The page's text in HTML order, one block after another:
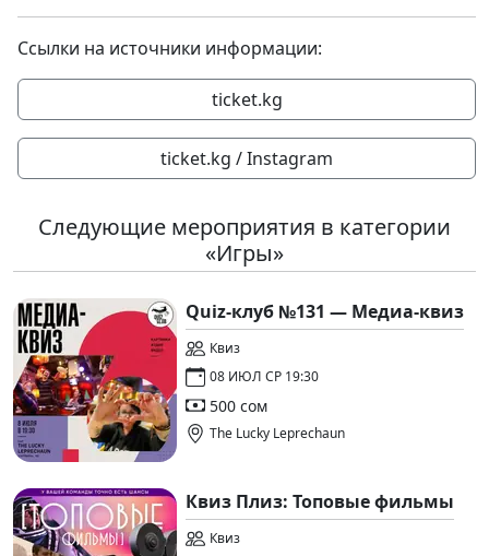
Ссылки на источники информации:
ticket.kg
ticket.kg / Instagram
Следующие мероприятия в категории
«Игры»
Quiz-клуб №131 — Медиа-квиз
Квиз
08 ИЮЛ СР 19:30
500 сом
The Lucky Leprechaun
Квиз Плиз: Топовые фильмы
Квиз